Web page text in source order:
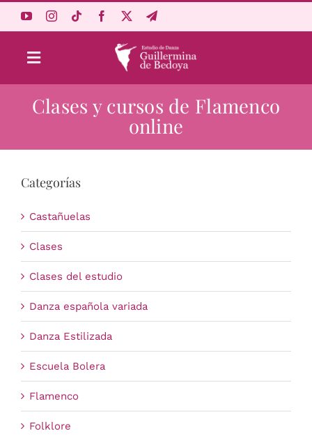
Toggle
Navigation
Aprende Online
Estudio
Carrito
Clases y cursos de Flamenco
online
Categorías
Castañuelas
Clases
Clases del estudio
Danza española variada
Danza Estilizada
Escuela Bolera
Flamenco
Folklore